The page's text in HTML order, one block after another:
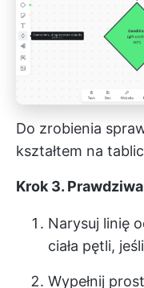
Do zrobienia
kształtem na
Krok 3.
Narysuj linię
ciała pętli,
Wypełnij